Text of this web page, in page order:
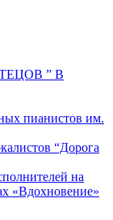
” В
пианистов им.
“Дорога
на
«Вдохновение»